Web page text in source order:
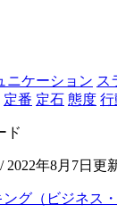
ニケーション ス
定番 定石 態度 行
ド
2022年8月7日更
グ（ビジネス